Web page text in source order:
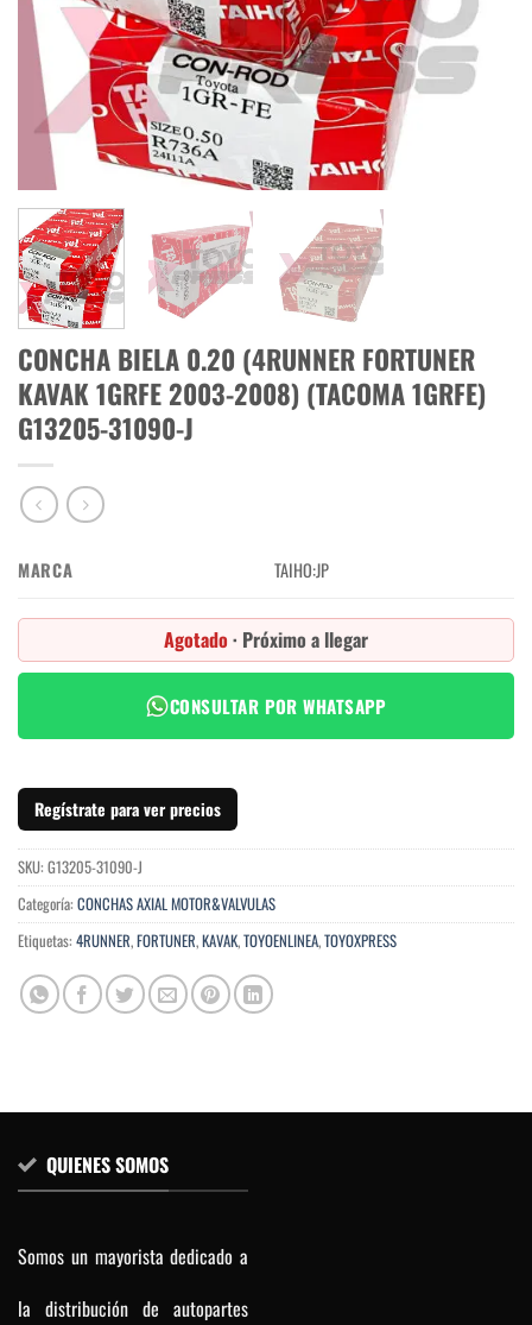
CONCHA BIELA 0.20 (4RUNNER FORTUNER
KAVAK 1GRFE 2003-2008) (TACOMA 1GRFE)
G13205-31090-J
MARCA TAIHO:JP
Agotado · Próximo a llegar
CONSULTAR POR WHATSAPP
Regístrate para ver precios
SKU: G13205-31090-J
Categoría: CONCHAS AXIAL MOTOR&VALVULAS
Etiquetas: 4RUNNER,FORTUNER,KAVAK,TOYOENLINEA,TOYOXPRESS
QUIENES SOMOS
Somos un mayorista dedicado a
la distribución de autopartes